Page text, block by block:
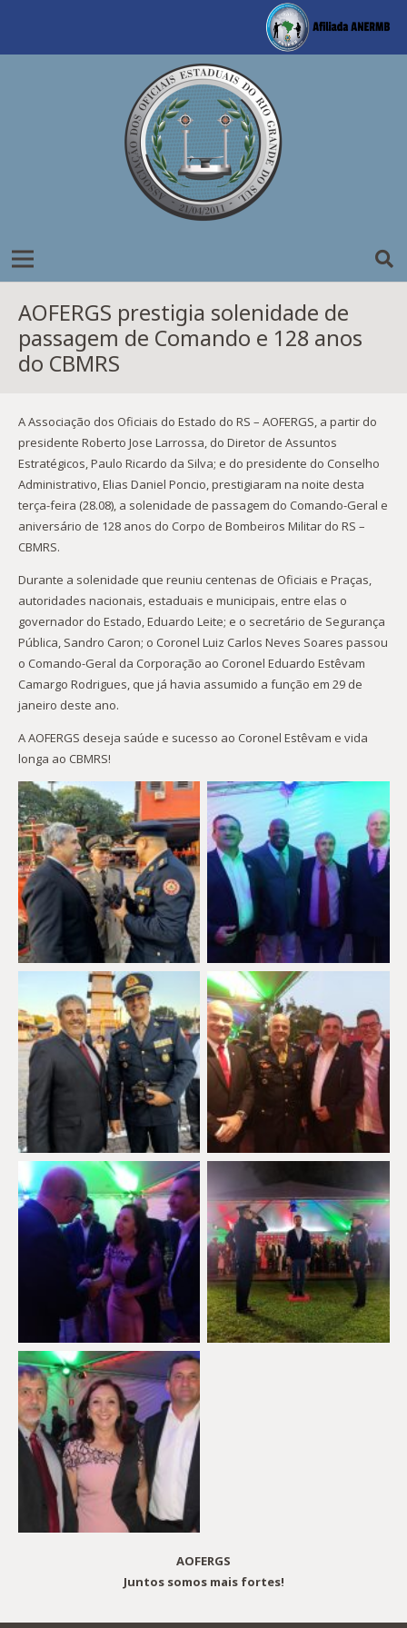
AOFERGS prestigia solenidade de
passagem de Comando e 128 anos
do CBMRS
A Associação dos Oficiais do Estado do RS – AOFERGS, a partir do
presidente Roberto Jose Larrossa, do Diretor de Assuntos
Estratégicos, Paulo Ricardo da Silva; e do presidente do Conselho
Administrativo, Elias Daniel Poncio, prestigiaram na noite desta
terça-feira (28.08), a solenidade de passagem do Comando-Geral e
aniversário de 128 anos do Corpo de Bombeiros Militar do RS –
CBMRS.
Durante a solenidade que reuniu centenas de Oficiais e Praças,
autoridades nacionais, estaduais e municipais, entre elas o
governador do Estado, Eduardo Leite; e o secretário de Segurança
Pública, Sandro Caron; o Coronel Luiz Carlos Neves Soares passou
o Comando-Geral da Corporação ao Coronel Eduardo Estêvam
Camargo Rodrigues, que já havia assumido a função em 29 de
janeiro deste ano.
A AOFERGS deseja saúde e sucesso ao Coronel Estêvam e vida
longa ao CBMRS!
AOFERGS
Juntos somos mais fortes!